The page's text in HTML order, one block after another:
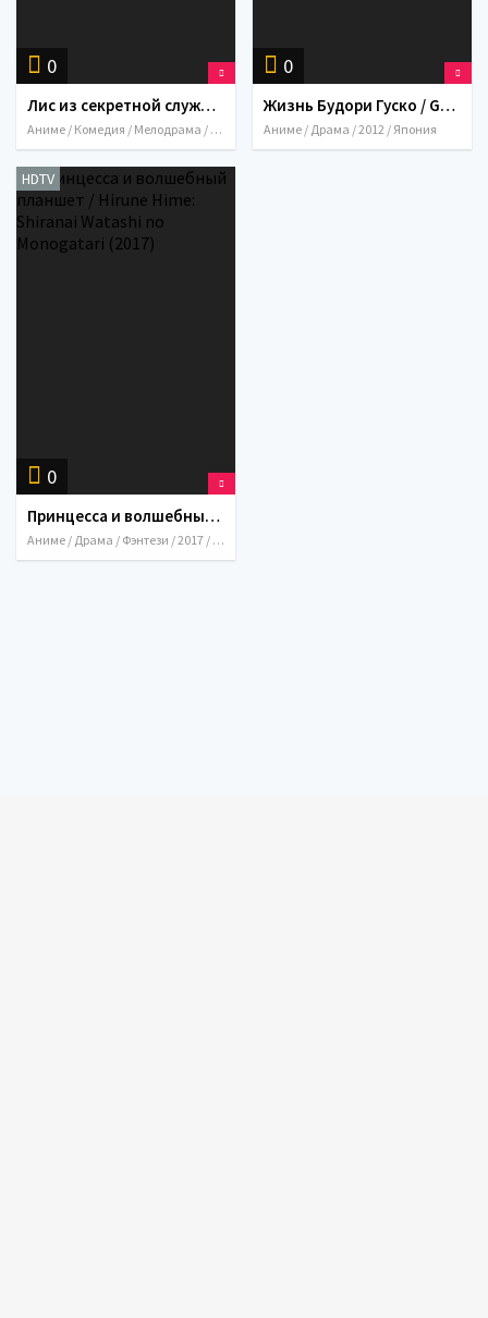
0
Лис из секретной службы и я / Inu x Boku SS (2012)
Аниме / Комедия / Мелодрама / 2012 / Япония
0
Жизнь Будори Гуско / Gusukô Budori no denki (2012)
Аниме / Драма / 2012 / Япония
0
HDTV
Принцесса и волшебный планшет / Hirune Hime: Shiranai Watashi no Monogatari (2017)
Аниме / Драма / Фэнтези / 2017 / Япония